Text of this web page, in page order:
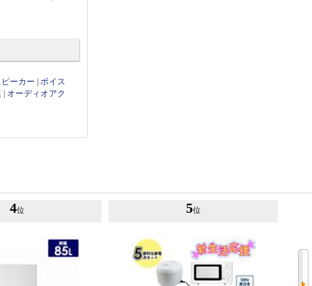
ピーカー |ボイス
オーディオアク
4位 5位